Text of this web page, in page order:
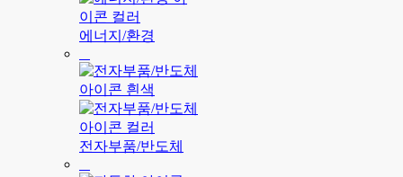
에너지/환경
전자부품/반도체